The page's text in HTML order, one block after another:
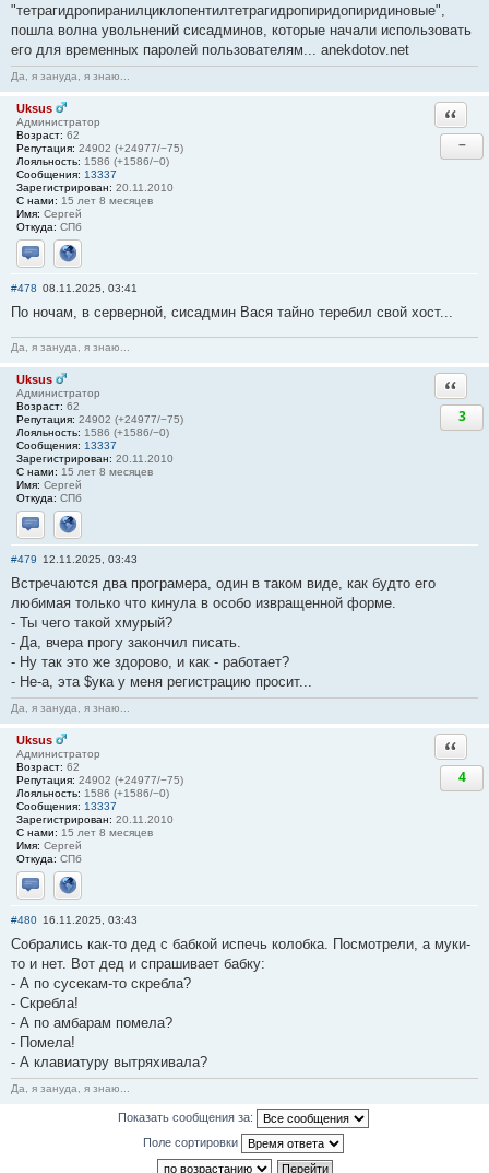
"тетрагидропиранилциклопентилтетрагидропиридопиридиновые",
пошла волна увольнений сисадминов, которые начали использовать
его для временных паролей пользователям... anekdotov.net
Да, я зануда, я знаю...
Uksus
Администратор
Возраст: 62
Репутация: 24902 (+24977/−75)
Лояльность: 1586 (+1586/−0)
Сообщения: 13337
Зарегистрирован: 20.11.2010
С нами: 15 лет 8 месяцев
Имя: Сергей
Откуда: СПб
Отправить личное сообщение
Сайт
−
#478 08.11.2025, 03:41
По ночам, в серверной, сисадмин Вася тайно теребил свой хост...
Да, я зануда, я знаю...
Uksus
Администратор
Возраст: 62
Репутация: 24902 (+24977/−75)
Лояльность: 1586 (+1586/−0)
Сообщения: 13337
Зарегистрирован: 20.11.2010
С нами: 15 лет 8 месяцев
Имя: Сергей
Откуда: СПб
Отправить личное сообщение
Сайт
3
#479 12.11.2025, 03:43
Встречаются два програмера, один в таком виде, как будто его
любимая только что кинула в особо извращенной форме.
- Ты чего такой хмурый?
- Да, вчера прогу закончил писать.
- Ну так это же здорово, и как - работает?
- Не-а, эта $ука у меня регистрацию просит...
Да, я зануда, я знаю...
Uksus
Администратор
Возраст: 62
Репутация: 24902 (+24977/−75)
Лояльность: 1586 (+1586/−0)
Сообщения: 13337
Зарегистрирован: 20.11.2010
С нами: 15 лет 8 месяцев
Имя: Сергей
Откуда: СПб
Отправить личное сообщение
Сайт
4
#480 16.11.2025, 03:43
Собрались как-то дед с бабкой испечь колобка. Посмотрели, а муки-
то и нет. Вот дед и спрашивает бабку:
- А по сусекам-то скребла?
- Скребла!
- А по амбарам помела?
- Помела!
- А клавиатуру вытряхивала?
Да, я зануда, я знаю...
Показать сообщения за:
Поле сортировки